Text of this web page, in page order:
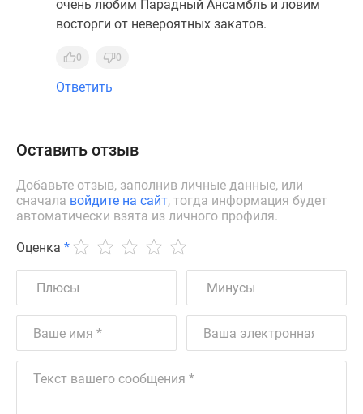
очень любим Парадный Ансамбль и ловим
восторги от невероятных закатов.
0 0
Ответить
Оставить отзыв
Добавьте отзыв, заполнив личные данные, или
сначала войдите на сайт, тогда информация будет
автоматически взята из личного профиля.
Оценка *